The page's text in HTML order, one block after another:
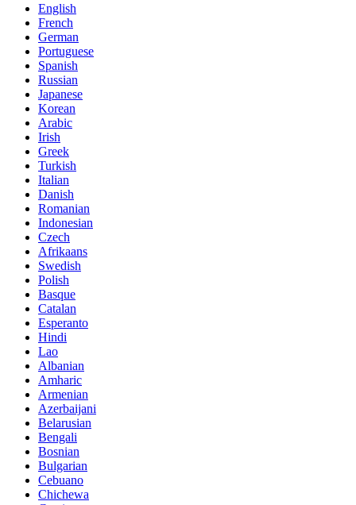
English
French
German
Portuguese
Spanish
Russian
Japanese
Korean
Arabic
Irish
Greek
Turkish
Italian
Danish
Romanian
Indonesian
Czech
Afrikaans
Swedish
Polish
Basque
Catalan
Esperanto
Hindi
Lao
Albanian
Amharic
Armenian
Azerbaijani
Belarusian
Bengali
Bosnian
Bulgarian
Cebuano
Chichewa